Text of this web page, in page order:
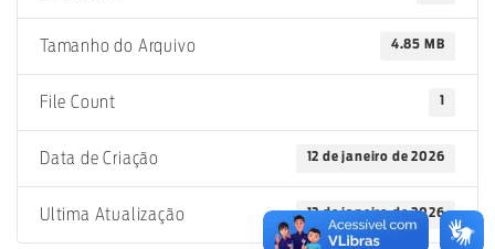
Tamanho do Arquivo 4.85 MB
File Count 1
Data de Criação 12 de janeiro de 2026
Ultima Atualização 12 de janeiro de 2026